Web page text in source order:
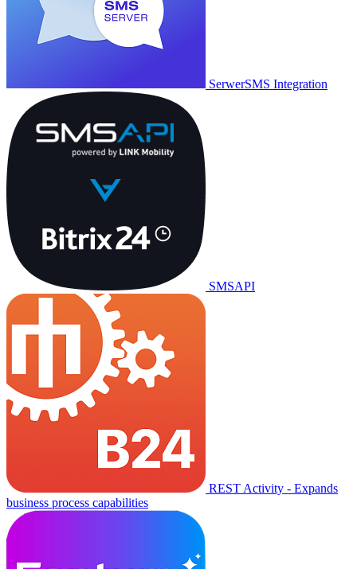
SerwerSMS Integration
SMSAPI
REST Activity - Expands
business process capabilities